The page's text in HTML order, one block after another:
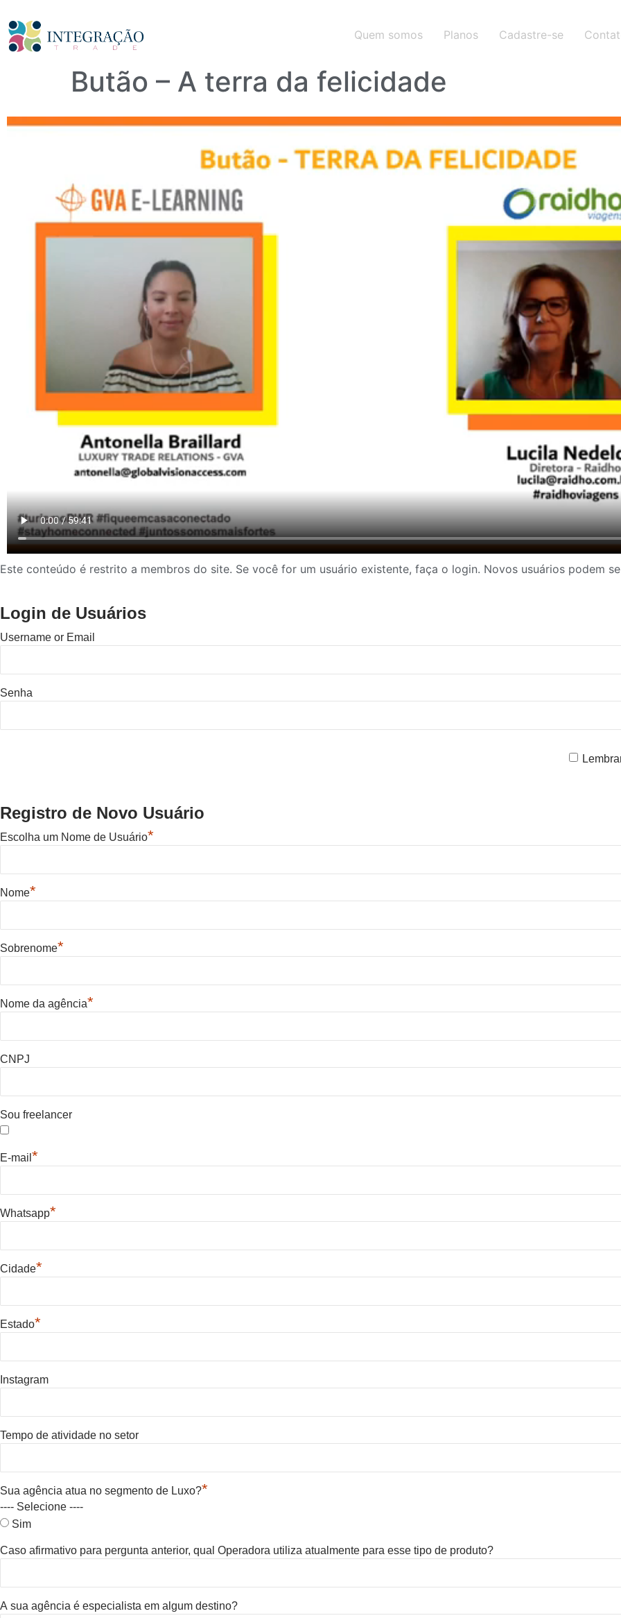
Quem somos Planos Cadastre-se
Butão – A terra da felicidade
Este conteúdo é restrito a membros do site. Se você for um usuário existente, faça o login. Novos usuários podem
Login de Usuários
Username or Email
Senha
Registro de Novo Usuário
Escolha um Nome de Usuário*
Nome*
Sobrenome*
Nome da agência*
CNPJ
Sou freelancer
E-mail *
Whatsapp*
Cidade*
Estado*
Instagram
Tempo de atividade no setor
Sua agência atua no segmento de Luxo?*
---- Selecione ----
Sim
Caso afirmativo para pergunta anterior, qual Operadora utiliza atualmente para esse tipo de produto?
A sua agência é especialista em algum destino?